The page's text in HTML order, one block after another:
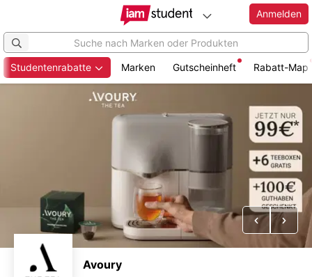
Anmelden
Studentenrabatte Marken Gutscheinheft Rabatt-Map
Vorheriges
Avoury